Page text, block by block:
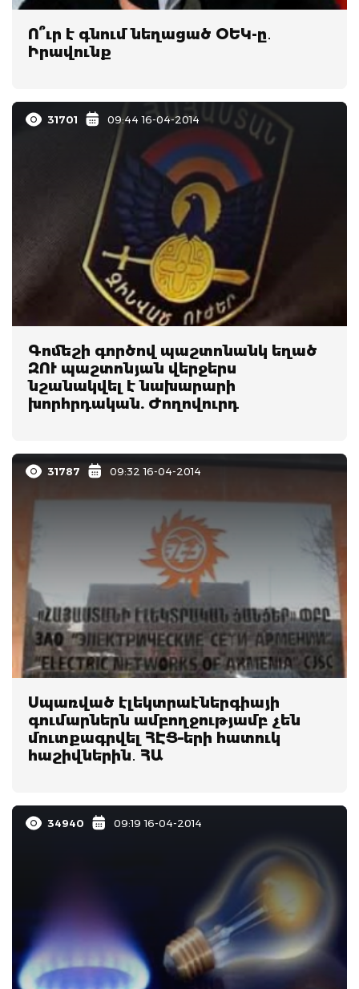
Ո՞ւր է գնում նեղացած ՕԵԿ-ը․
Իրավունք
31701 09:44 16-04-2014
Գոմեշի գործով պաշտոնանկ եղած
ԶՈՒ պաշտոնյան վերջերս
նշանակվել է նախարարի
խորհրդական. Ժողովուրդ
31787 09:32 16-04-2014
Սպառված էլեկտրաէներգիայի
գումարներն ամբողջությամբ չեն
մուտքագրվել ՀԷՑ–երի հատուկ
հաշիվներին․ ՀԱ
34940 09:19 16-04-2014